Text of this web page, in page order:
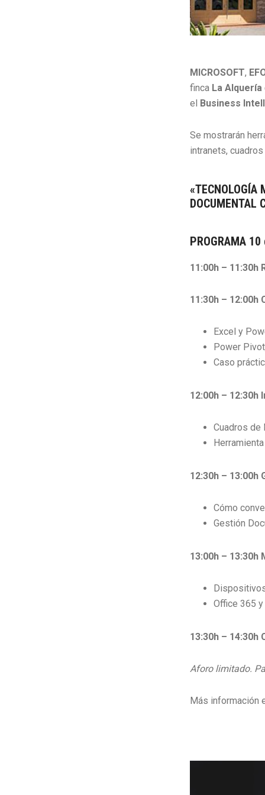
MICROSOFT,
finca La Alquería
el Business
Se mostrarán
intranets,
«TECNOLOGÍA
DOCUMENTAL
PROGRAMA
11:00h –
11:30h –
Excel y
Power
Caso
12:00h – 12:30h
Cuadros de
12:30h –
Cómo
Gestión
13:00h –
Office 365
13:30h – 14:30h
Aforo limitado.
Más información